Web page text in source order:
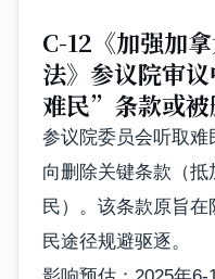
C-12《加强加
法》参议院审
难民”条款或被
参议院委员会听取
向删除关键条款（
民）。该条款原旨
民途径规避驱逐。